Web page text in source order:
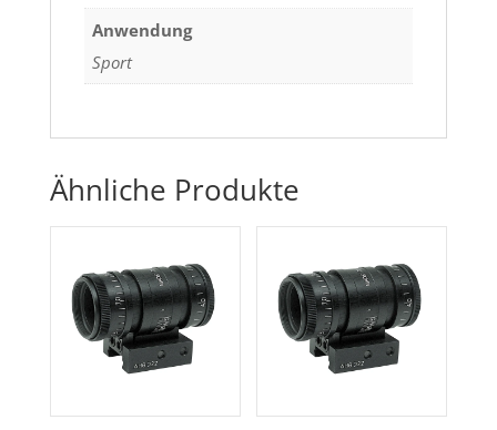
aussen,
22
Menge
Anwendung
Sport
Ähnliche Produkte